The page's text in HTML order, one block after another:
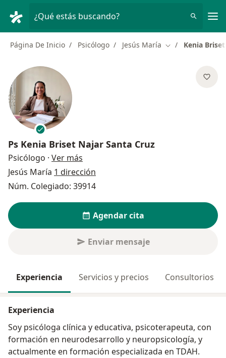
¿Qué estás buscando?
Página De Inicio Psicólogo Jesús María Cambiar de
Kenia
Ps Kenia Briset Najar Santa Cruz
Psicólogo · Ver más
Jesús María 1 dirección
Núm. Colegiado: 39914
Agendar cita
Enviar mensaje
Experiencia Servicios y precios Consultorios
Experiencia
Soy psicóloga clínica y educativa, psicoterapeuta, con
formación en neurodesarrollo y neuropsicología, y
actualmente en formación especializada en TDAH.